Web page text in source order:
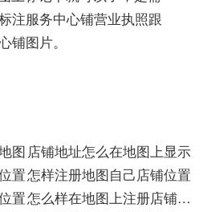
注服务中心铺营业执照跟
铺图片。
图 店铺地址怎么在地图上显示
置怎样注册地图自己店铺位置
置怎么样在地图上注册店铺位